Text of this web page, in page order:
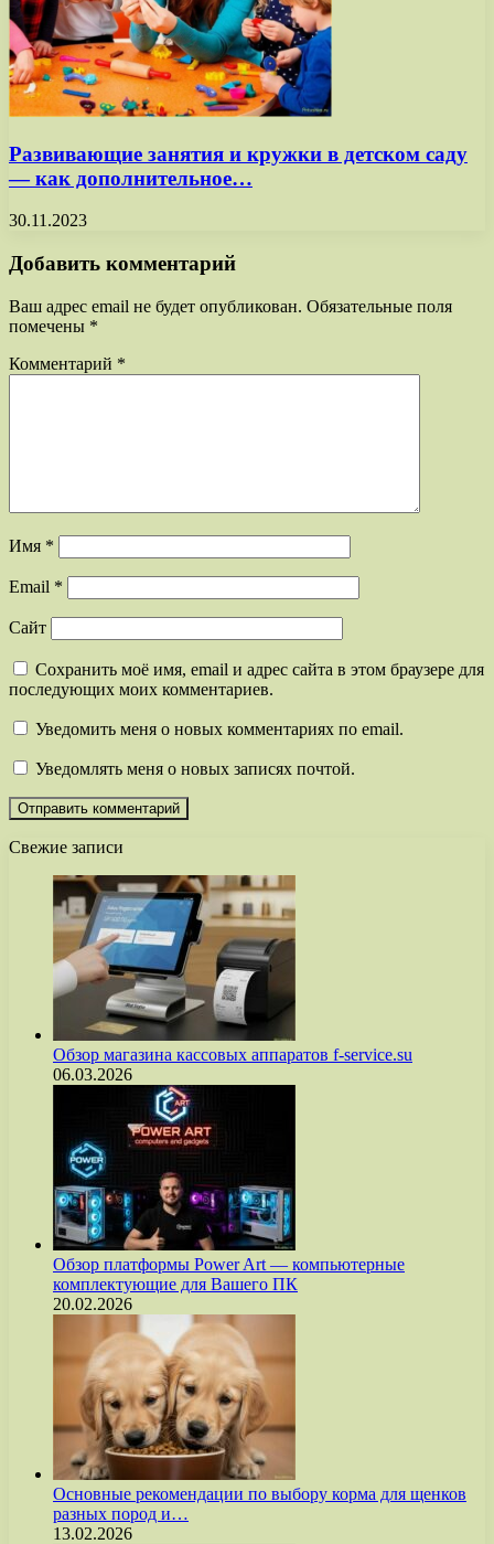
Развивающие занятия и кружки в детском саду
— как дополнительное…
30.11.2023
Добавить комментарий
Ваш адрес email не будет опубликован. Обязательные поля
помечены *
Комментарий *
Имя *
Email *
Сайт
Сохранить моё имя, email и адрес сайта в этом браузере для
последующих моих комментариев.
Уведомить меня о новых комментариях по email.
Уведомлять меня о новых записях почтой.
Свежие записи
Обзор магазина кассовых аппаратов f-service.su
06.03.2026
Обзор платформы Power Art — компьютерные
комплектующие для Вашего ПК
20.02.2026
Основные рекомендации по выбору корма для щенков
разных пород и…
13.02.2026